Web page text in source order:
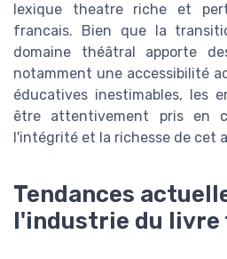
lexique theatre riche et
francais. Bien que la
domaine théâtral apporte
notamment une accessibilité
éducatives inestimables, les
être attentivement pris en
l'intégrité et la richesse de cet
Tendances
l'industrie du livre